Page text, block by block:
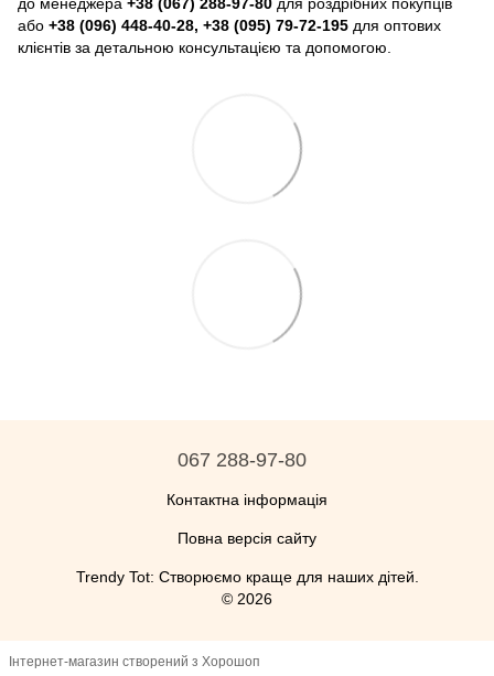
або +38 (096) 448-40-28, +38 (095) 79-72-195 для оптових
клієнтів за детальною консультацією та допомогою.
067 288-97-80
Контактна інформація
Повна версія сайту
Trendy Tot: Створюємо краще для наших дітей.
© 2026
Інтернет-магазин створений з Хорошоп